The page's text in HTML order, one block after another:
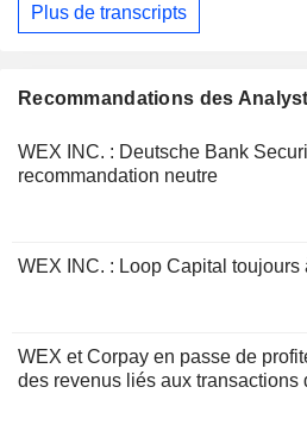
Plus de transcripts
Recommandations des
WEX INC. : Deutsche Bank
recommandation neutre
WEX INC. : Loop Capital toujours
WEX et Corpay en passe de
des revenus liés aux transactions